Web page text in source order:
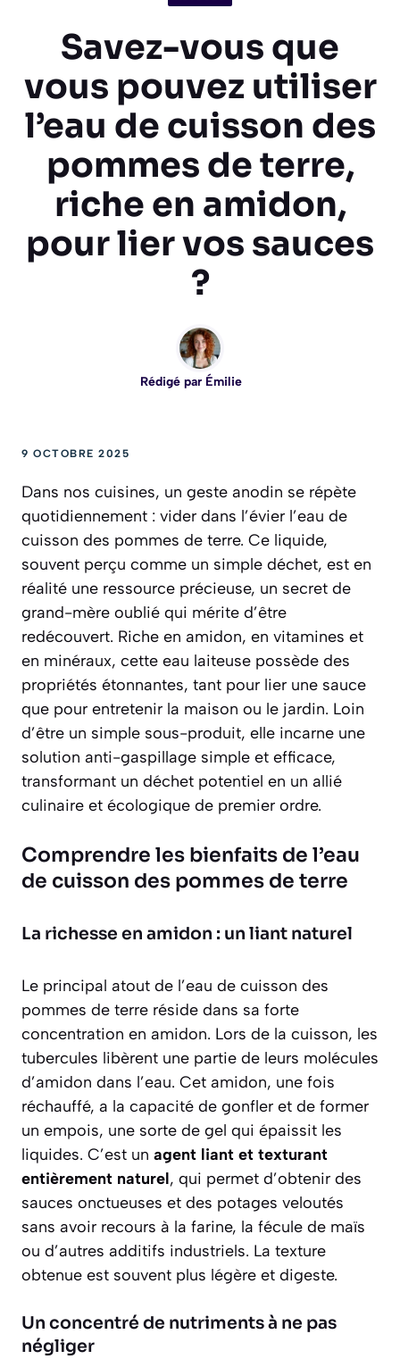
Savez-vous que
vous pouvez utiliser
l’eau de cuisson des
pommes de terre,
riche en amidon,
pour lier vos sauces
?
Rédigé par Émilie
9 OCTOBRE 2025
Dans nos cuisines, un geste anodin se répète
quotidiennement : vider dans l’évier l’eau de
cuisson des pommes de terre. Ce liquide,
souvent perçu comme un simple déchet, est en
réalité une ressource précieuse, un secret de
grand-mère oublié qui mérite d’être
redécouvert. Riche en amidon, en vitamines et
en minéraux, cette eau laiteuse possède des
propriétés étonnantes, tant pour lier une sauce
que pour entretenir la maison ou le jardin. Loin
d’être un simple sous-produit, elle incarne une
solution anti-gaspillage simple et efficace,
transformant un déchet potentiel en un allié
culinaire et écologique de premier ordre.
Comprendre les bienfaits de l’eau
de cuisson des pommes de terre
La richesse en amidon : un liant naturel
Le principal atout de l’eau de cuisson des
pommes de terre réside dans sa forte
concentration en amidon. Lors de la cuisson, les
tubercules libèrent une partie de leurs molécules
d’amidon dans l’eau. Cet amidon, une fois
réchauffé, a la capacité de gonfler et de former
un empois, une sorte de gel qui épaissit les
liquides. C’est un agent liant et texturant
entièrement naturel, qui permet d’obtenir des
sauces onctueuses et des potages veloutés
sans avoir recours à la farine, la fécule de maïs
ou d’autres additifs industriels. La texture
obtenue est souvent plus légère et digeste.
Un concentré de nutriments à ne pas
négliger